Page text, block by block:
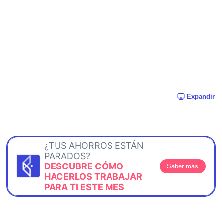
Expandir
¿TUS AHORROS ESTÁN
PARADOS?
DESCUBRE CÓMO
HACERLOS TRABAJAR
PARA TI ESTE MES
Saber más